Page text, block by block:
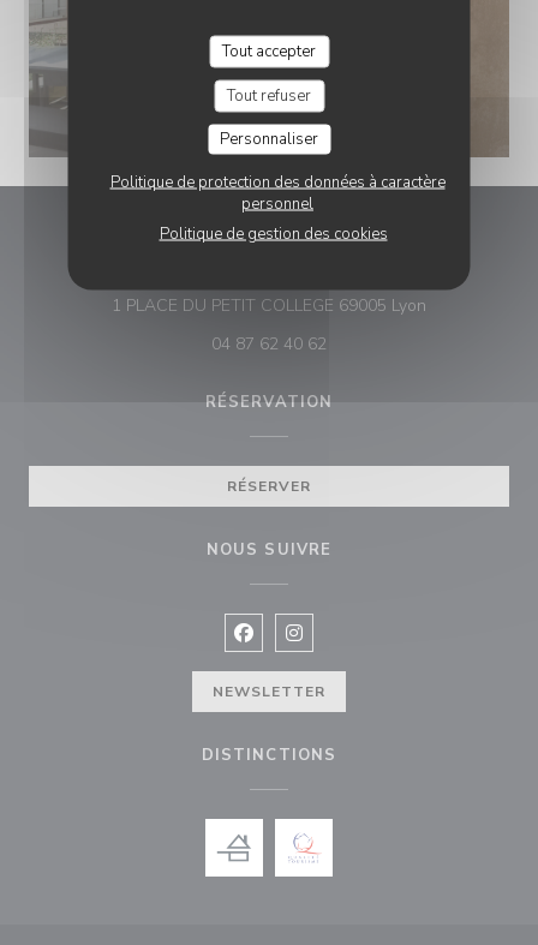
Tout accepter
Tout refuser
Personnaliser
Politique de protection des données à caractère
personnel
Politique de gestion des cookies
CAFE GADAGNE
1 PLACE DU PETIT COLLEGE 69005 Lyon
04 87 62 40 62
RÉSERVATION
RÉSERVER
NOUS SUIVRE
Facebook ((ouvre une nouvelle
Instagram ((ouvre une
NEWSLETTER
DISTINCTIONS